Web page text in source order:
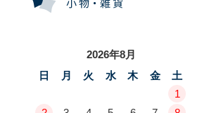
2026年8月
日
月 火 水 木 金
土
1